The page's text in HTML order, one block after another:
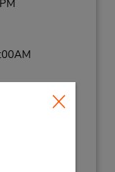
08:00AM
08:00AM